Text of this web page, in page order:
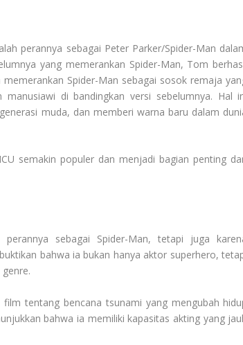
perannya sebagai Peter Parker/Spider-Man
yang memerankan Spider-Man, Tom
Spider-Man sebagai sosok remaja
di bandingkan versi sebelumnya. Hal
muda, dan memberi warna baru dalam
semakin populer dan menjadi bagian penting
sebagai Spider-Man, tetapi juga
bahwa ia bukan hanya aktor superhero,
film tentang bencana tsunami yang mengubah
bahwa ia memiliki kapasitas akting yang